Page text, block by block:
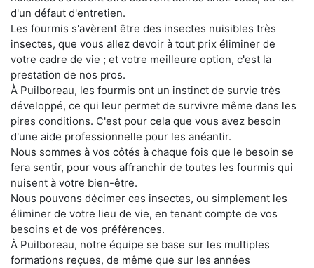
d'un défaut d'entretien.
Les fourmis s'avèrent être des insectes nuisibles très
insectes, que vous allez devoir à tout prix éliminer de
votre cadre de vie ; et votre meilleure option, c'est la
prestation de nos pros.
À Puilboreau, les fourmis ont un instinct de survie très
développé, ce qui leur permet de survivre même dans les
pires conditions. C'est pour cela que vous avez besoin
d'une aide professionnelle pour les anéantir.
Nous sommes à vos côtés à chaque fois que le besoin se
fera sentir, pour vous affranchir de toutes les fourmis qui
nuisent à votre bien-être.
Nous pouvons décimer ces insectes, ou simplement les
éliminer de votre lieu de vie, en tenant compte de vos
besoins et de vos préférences.
À Puilboreau, notre équipe se base sur les multiples
formations reçues, de même que sur les années